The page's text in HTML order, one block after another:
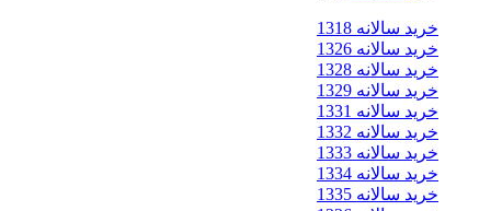
خرید سالانه 1318
خرید سالانه 1326
خرید سالانه 1328
خرید سالانه 1329
خرید سالانه 1331
خرید سالانه 1332
خرید سالانه 1333
خرید سالانه 1334
خرید سالانه 1335